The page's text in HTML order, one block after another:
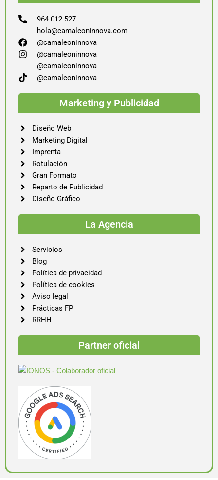
964 012 527
hola@camaleoninnova.com
@camaleoninnova
@camaleoninnova
@camaleoninnova
@camaleoninnova
Marketing y Publicidad
Diseño Web
Marketing Digital
Imprenta
Rotulación
Gran Formato
Reparto de Publicidad
Diseño Gráfico
La Agencia
Servicios
Blog
Política de privacidad
Política de cookies
Aviso legal
Prácticas FP
RRHH
Partner oficial